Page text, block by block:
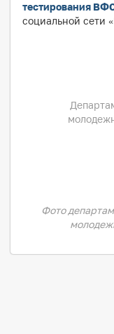
тестирования
социальной сети
Фото